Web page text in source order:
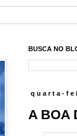
BUSCA NO
quarta-
A BOA